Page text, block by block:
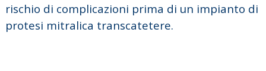
rischio di complicazioni prima di un impianto di
protesi mitralica transcatetere.